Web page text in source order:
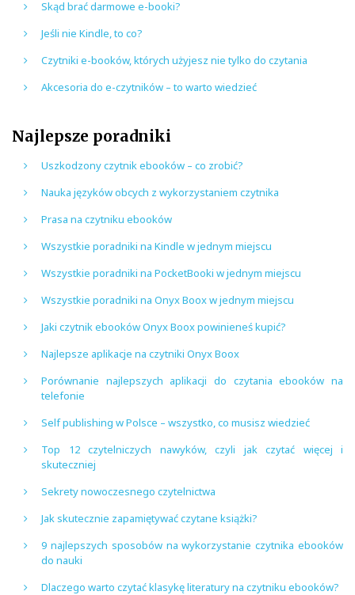
Skąd brać darmowe e-booki?
Jeśli nie Kindle, to co?
Czytniki e-booków, których użyjesz nie tylko do czytania
Akcesoria do e-czytników – to warto wiedzieć
Najlepsze poradniki
Uszkodzony czytnik ebooków – co zrobić?
Nauka języków obcych z wykorzystaniem czytnika
Prasa na czytniku ebooków
Wszystkie poradniki na Kindle w jednym miejscu
Wszystkie poradniki na PocketBooki w jednym miejscu
Wszystkie poradniki na Onyx Boox w jednym miejscu
Jaki czytnik ebooków Onyx Boox powinieneś kupić?
Najlepsze aplikacje na czytniki Onyx Boox
Porównanie najlepszych aplikacji do czytania ebooków na
telefonie
Self publishing w Polsce – wszystko, co musisz wiedzieć
Top 12 czytelniczych nawyków, czyli jak czytać więcej i
skuteczniej
Sekrety nowoczesnego czytelnictwa
Jak skutecznie zapamiętywać czytane książki?
9 najlepszych sposobów na wykorzystanie czytnika ebooków
do nauki
Dlaczego warto czytać klasykę literatury na czytniku ebooków?